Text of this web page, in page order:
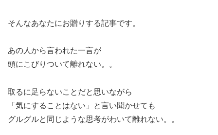
そんなあなたにお贈りする記事です。
あの人から言われた一言が
頭にこびりついて離れない。。
取るに足らないことだと思いながら
「気にすることはない」と言い聞かせても
グルグルと同じような思考がわいて離れない。。